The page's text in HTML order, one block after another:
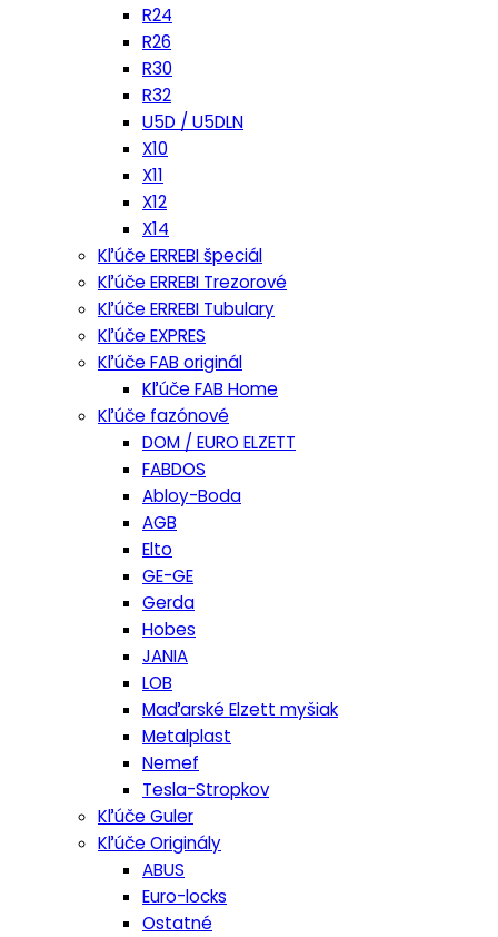
R24
R26
R30
R32
U5D / U5DLN
X10
X11
X12
X14
Kľúče ERREBI špeciál
Kľúče ERREBI Trezorové
Kľúče ERREBI Tubulary
Kľúče EXPRES
Kľúče FAB originál
Kľúče FAB Home
Kľúče fazónové
DOM / EURO ELZETT
FABDOS
Abloy-Boda
AGB
Elto
GE-GE
Gerda
Hobes
JANIA
LOB
Maďarské Elzett myšiak
Metalplast
Nemef
Tesla-Stropkov
Kľúče Guler
Kľúče Originály
ABUS
Euro-locks
Ostatné